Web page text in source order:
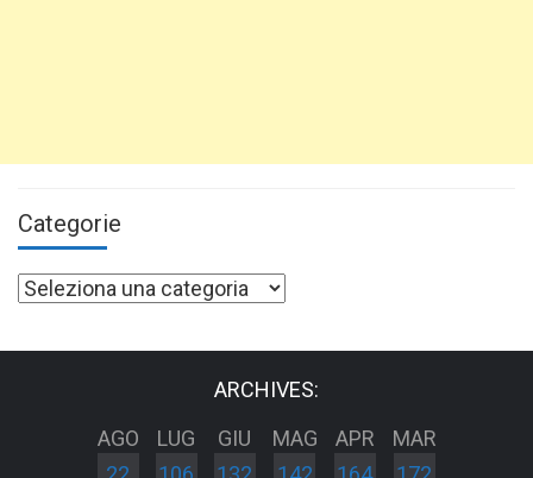
Categorie
Categorie
ARCHIVES:
AGO
LUG
GIU
MAG
APR
MAR